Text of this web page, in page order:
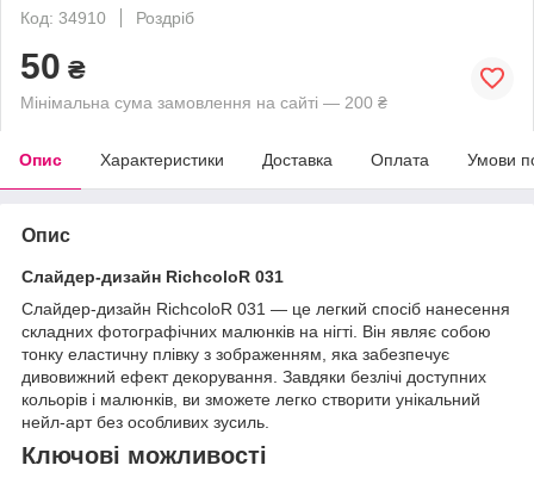
Код: 34910
Роздріб
50 ₴
Мінімальна сума замовлення на сайті — 200 ₴
Опис Характеристики Доставка Оплата Умови
Опис
Слайдер-дизайн RichcoloR 031
Слайдер-дизайн RichcoloR 031 — це легкий спосіб нанесення
складних фотографічних малюнків на нігті. Він являє собою
тонку еластичну плівку з зображенням, яка забезпечує
дивовижний ефект декорування. Завдяки безлічі доступних
кольорів і малюнків, ви зможете легко створити унікальний
нейл-арт без особливих зусиль.
Ключові можливості